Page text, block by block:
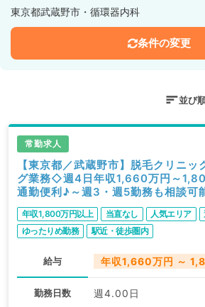
東京都武蔵野市・循環器内科
条件の変更
並び
常勤求人
【東京都／武蔵野市】脱毛クリニ
グ業務◇週4日年収1,660万円～
通勤便利♪～週3・週5勤務も相談可
／常勤）
年収1,800万円以上 当直なし 人気エリア
ゆったりめ勤務
駅近・徒歩圏内
給与 年収1,660万円 ～
勤務日数 週4.00日